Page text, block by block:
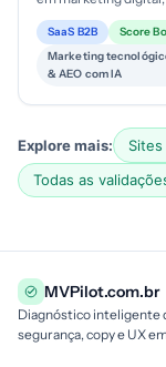
em AEO/SEO e IA.
médio alto, mode...
SaaS B2B
Score
Marketing
& AEO com IA
Explore mais: Sites
Todas as
MVPilot.com.br
Diagnóstico inteligente
segurança, copy e UX